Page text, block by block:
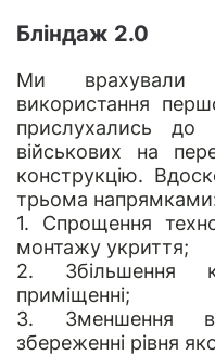
Бліндаж 2.0
Ми врахували
використання
прислухались до
військових на
конструкцію.
трьома
1. Спрощення
монтажу укриття;
2. Збільшення
приміщенні;
3. Зменшення
збереженні рівня